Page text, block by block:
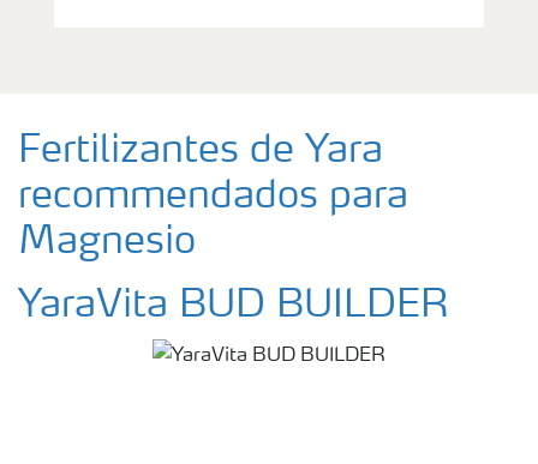
Fertilizantes de Yara
recommendados para
Magnesio
YaraVita BUD BUILDER